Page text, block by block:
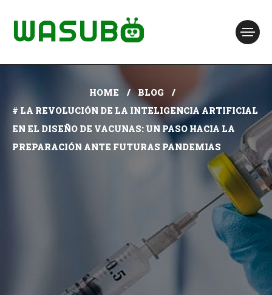
HOME
BLOG
# LA REVOLUCIÓN DE LA INTELIGENCIA ARTIFICIAL
EN EL DISEÑO DE VACUNAS: UN PASO HACIA LA
PREPARACIÓN ANTE FUTURAS PANDEMIAS